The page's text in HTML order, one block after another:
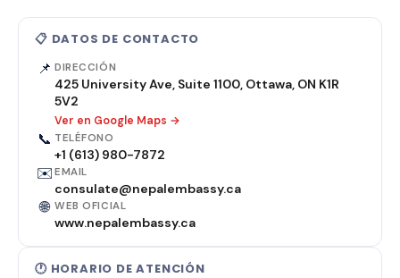
📋 DATOS DE CONTACTO
📌 DIRECCIÓN
425 University Ave, Suite 1100, Ottawa, ON K1R
5V2
Ver en Google Maps →
📞 TELÉFONO
+1 (613) 980-7872
✉️ EMAIL
consulate@nepalembassy.ca
🌐 WEB OFICIAL
www.nepalembassy.ca
🕐 HORARIO DE ATENCIÓN